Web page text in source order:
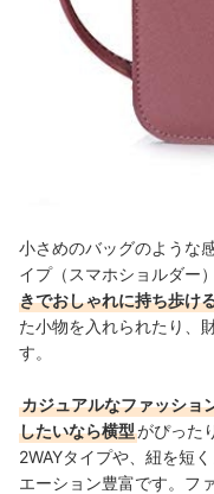
小さめのバッグのような
イプ（スマホショルダー
きでおしゃれに持ち歩け
た小物を入れられたり、
す。
カジュアルなファッショ
したいなら横型がぴった
2WAYタイプや、紐を短
エーション豊富です。フ